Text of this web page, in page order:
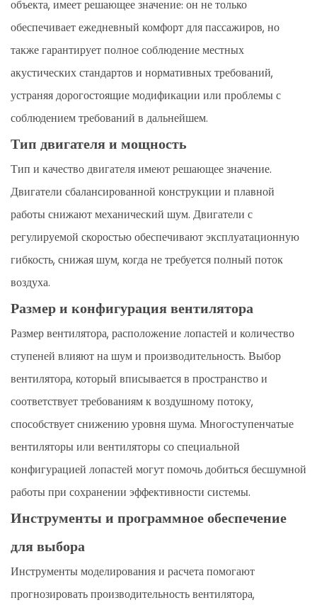
объекта, имеет решающее значение: он не только
обеспечивает ежедневный комфорт для пассажиров, но
также гарантирует полное соблюдение местных
акустических стандартов и нормативных требований,
устраняя дорогостоящие модификации или проблемы с
соблюдением требований в дальнейшем.
Тип двигателя и мощность
Тип и качество двигателя имеют решающее значение.
Двигатели сбалансированной конструкции и плавной
работы снижают механический шум. Двигатели с
регулируемой скоростью обеспечивают эксплуатационную
гибкость, снижая шум, когда не требуется полный поток
воздуха.
Размер и конфигурация вентилятора
Размер вентилятора, расположение лопастей и количество
ступеней влияют на шум и производительность. Выбор
вентилятора, который вписывается в пространство и
соответствует требованиям к воздушному потоку,
способствует снижению уровня шума. Многоступенчатые
вентиляторы или вентиляторы со специальной
конфигурацией лопастей могут помочь добиться бесшумной
работы при сохранении эффективности системы.
Инструменты и программное обеспечение
для выбора
Инструменты моделирования и расчета помогают
прогнозировать производительность вентилятора,